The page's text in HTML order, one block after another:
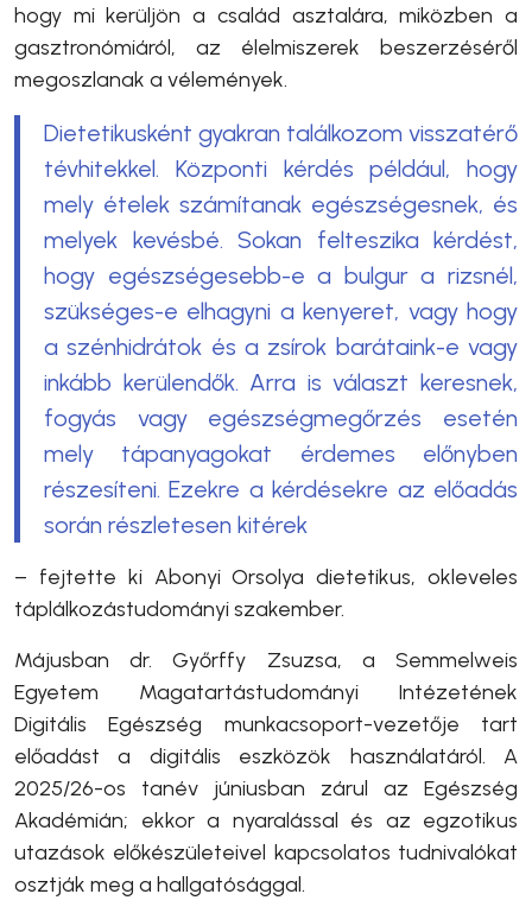
hogy mi kerüljön a család asztalára, miközben a
gasztronómiáról, az élelmiszerek beszerzéséről
megoszlanak a vélemények.
Dietetikusként gyakran találkozom visszatérő
tévhitekkel. Központi kérdés például, hogy
mely ételek számítanak egészségesnek, és
melyek kevésbé. Sokan felteszika kérdést,
hogy egészségesebb-e a bulgur a rizsnél,
szükséges-e elhagyni a kenyeret, vagy hogy
a szénhidrátok és a zsírok barátaink-e vagy
inkább kerülendők. Arra is választ keresnek,
fogyás vagy egészségmegőrzés esetén
mely tápanyagokat érdemes előnyben
részesíteni. Ezekre a kérdésekre az előadás
során részletesen kitérek
– fejtette ki Abonyi Orsolya dietetikus, okleveles
táplálkozástudományi szakember.
Májusban dr. Győrffy Zsuzsa, a Semmelweis
Egyetem Magatartástudományi Intézetének
Digitális Egészség munkacsoport-vezetője tart
előadást a digitális eszközök használatáról. A
2025/26-os tanév júniusban zárul az Egészség
Akadémián; ekkor a nyaralással és az egzotikus
utazások előkészületeivel kapcsolatos tudnivalókat
osztják meg a hallgatósággal.